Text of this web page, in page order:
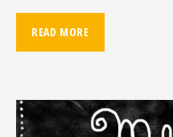
READ MORE